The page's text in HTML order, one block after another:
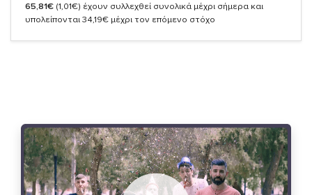
65,81€ (1,01€) έχουν συλλεχθεί συνολικά μέχρι σήμερα και
υπολείπονται 34,19€ μέχρι τον επόμενο στόχο